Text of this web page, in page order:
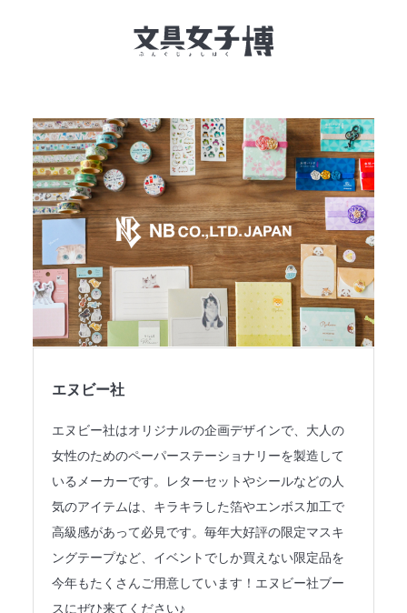
文具女子博とは
イベント一覧
NEWS
文具女子アワード
アイデアコンペ
レポート
法人のみなさまへ
SHARE ME!
エヌビー社
エヌビー社はオリジナルの企画デザインで、大人の
女性のためのペーパーステーショナリーを製造して
いるメーカーです。レターセットやシールなどの人
気のアイテムは、キラキラした箔やエンボス加工で
高級感があって必見です。毎年大好評の限定マスキ
ングテープなど、イベントでしか買えない限定品を
今年もたくさんご用意しています！エヌビー社ブー
スにぜひ来てください♪